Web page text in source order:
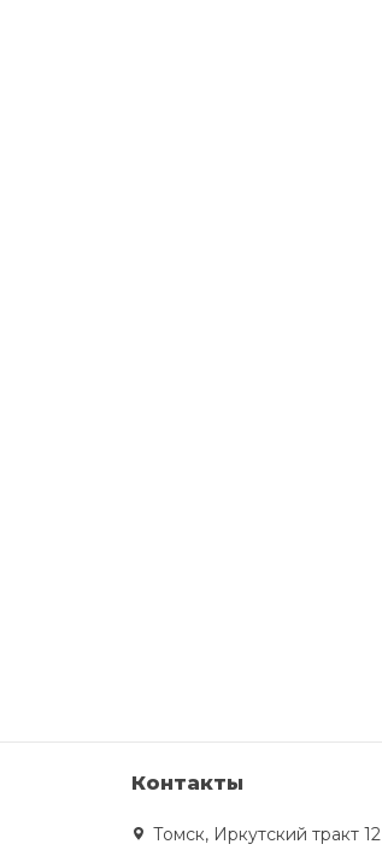
Контакты
Томск, Иркутский тракт 12